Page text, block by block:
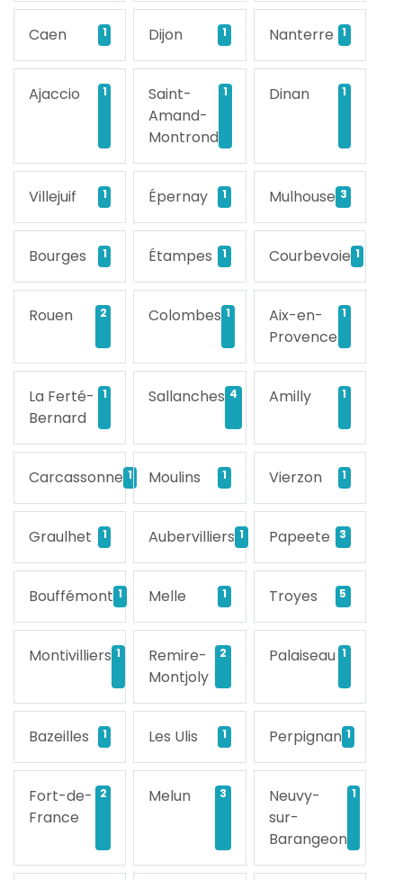
Caen 1 Dijon 1 Nanterre 1
Ajaccio 1
Saint-
Amand-
Montrond
1 Dinan 1
Villejuif 1 Épernay 1 Mulhouse 3
Bourges 1 Étampes 1 Courbevoie 1
Rouen 2 Colombes 1
Aix-en-
Provence
1
La Ferté-
Bernard
1 Sallanches 4 Amilly 1
Carcassonne 1 Moulins 1 Vierzon 1
Graulhet 1 Aubervilliers 1 Papeete 3
Bouffémont 1 Melle 1 Troyes 5
Montivilliers 1
Remire-
Montjoly
2 Palaiseau 1
Bazeilles 1 Les Ulis 1 Perpignan 1
Fort-de-
France
2 Melun 3
Neuvy-
sur-
Barangeon
1